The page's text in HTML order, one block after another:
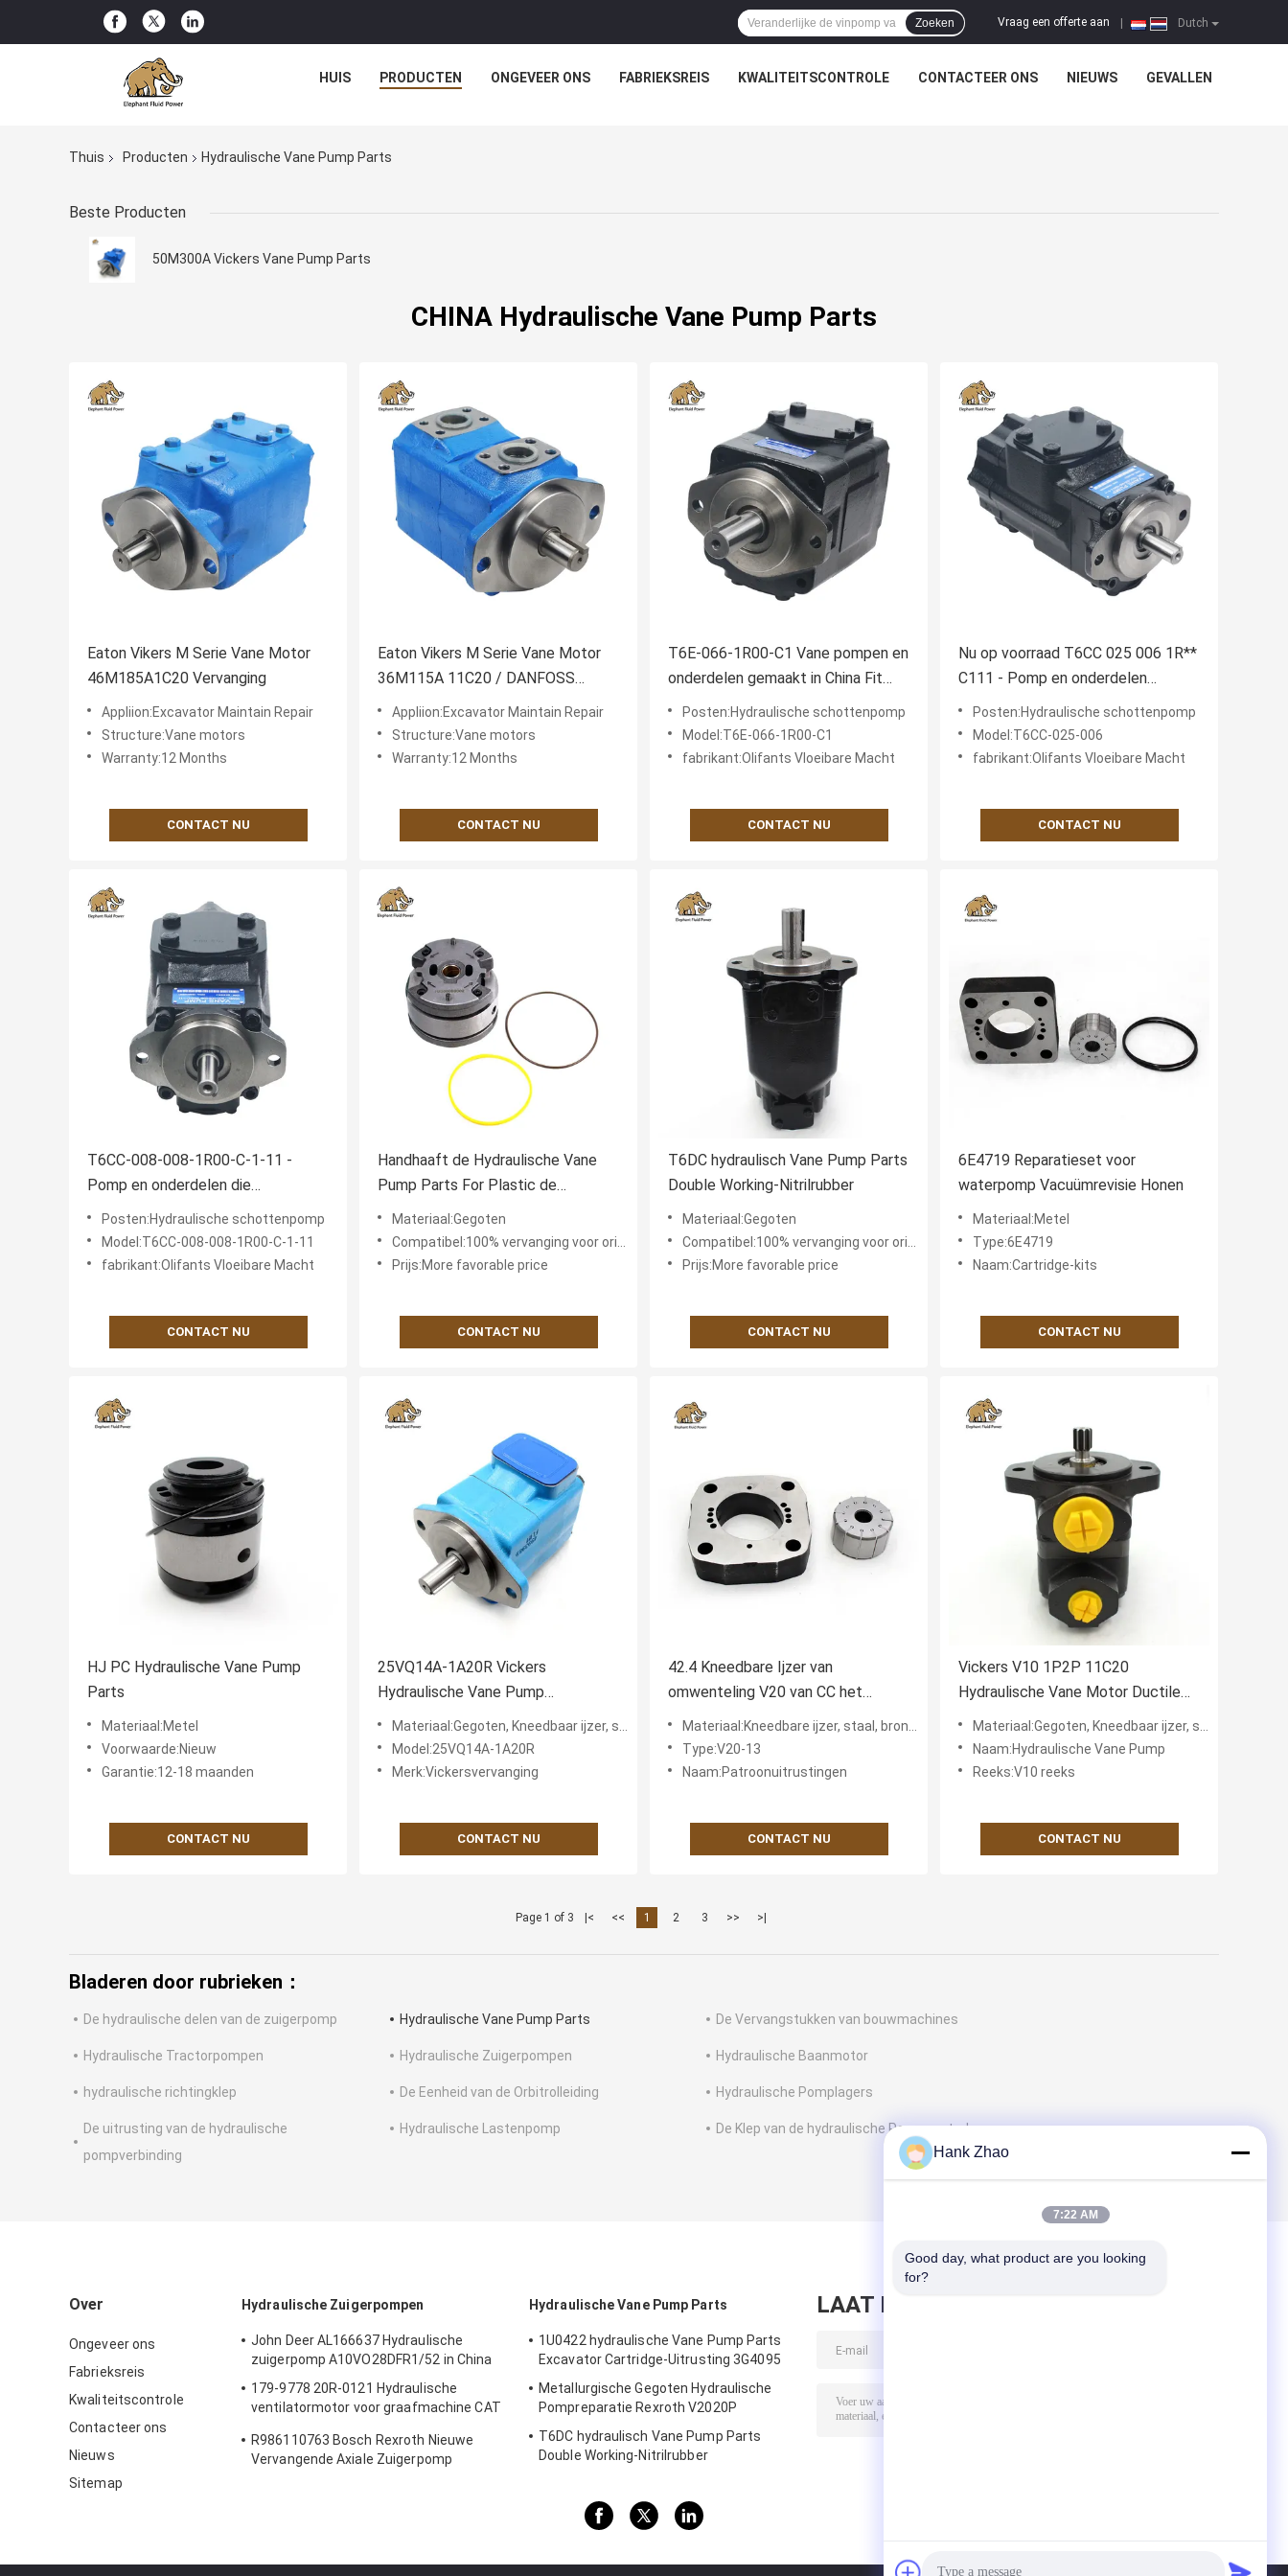
Dutch
Vraag een offerte aan
Zoeken
HUIS PRODUCTEN ONGEVEER ONS FABRIEKSREIS KWALITEITSCONTROLE CONTACTEER ONS NIEUWS GEVALLEN
Thuis Producten Hydraulische Vane Pump Parts
Beste Producten
50M300A Vickers Vane Pump Parts
CHINA Hydraulische Vane Pump Parts
Eaton Vikers M Serie Vane Motor
46M185A1C20 Vervanging
Appliion:Excavator Maintain Repair
Structure:Vane motors
Warranty:12 Months
CONTACT NU
Eaton Vikers M Serie Vane Motor
36M115A 11C20 / DANFOSS
312072-3 Vervanging
Appliion:Excavator Maintain Repair
Structure:Vane motors
Warranty:12 Months
CONTACT NU
T6E-066-1R00-C1 Vane pompen en
onderdelen gemaakt in China Fit
T6E Denison
Posten:Hydraulische schottenpomp
Model:T6E-066-1R00-C1
fabrikant:Olifants Vloeibare Macht
CONTACT NU
Nu op voorraad T6CC 025 006 1R**
C111 - Pomp en onderdelen
beschikbaar om Parker Denison
Hydraulische Vane Pomp Made in
China te passen
Posten:Hydraulische schottenpomp
Model:T6CC-025-006
fabrikant:Olifants Vloeibare Macht
CONTACT NU
T6CC-008-008-1R00-C-1-11 -
Pomp en onderdelen die
beschikbaar zijn voor Parker
Denison Hydraulic Vane Pump
Made in China
Posten:Hydraulische schottenpomp
Model:T6CC-008-008-1R00-C-1-11
fabrikant:Olifants Vloeibare Macht
CONTACT NU
Handhaaft de Hydraulische Vane
Pump Parts For Plastic de
Machinereparatie van erpillar
6E6474
Materiaal:Gegoten
Compatibel:100% vervanging voor origineel
Prijs:More favorable price
CONTACT NU
T6DC hydraulisch Vane Pump Parts
Double Working-Nitrilrubber
Materiaal:Gegoten
Compatibel:100% vervanging voor origineel
Prijs:More favorable price
CONTACT NU
6E4719 Reparatieset voor
waterpomp Vacuümrevisie Honen
Materiaal:Metel
Type:6E4719
Naam:Cartridge-kits
CONTACT NU
HJ PC Hydraulische Vane Pump
Parts
Materiaal:Metel
Voorwaarde:Nieuw
Garantie:12-18 maanden
CONTACT NU
25VQ14A-1A20R Vickers
Hydraulische Vane Pump
Replacement
Materiaal:Gegoten, Kneedbaar ijzer, staal, brons en anderen
Model:25VQ14A-1A20R
Merk:Vickersvervanging
CONTACT NU
42.4 Kneedbare Ijzer van
omwenteling V20 van CC het
Hydraulische Vane Pump Parts
Repair Kits
Materiaal:Kneedbare ijzer, staal, brons en anderen
Type:V20-13
Naam:Patroonuitrustingen
CONTACT NU
Vickers V10 1P2P 11C20
Hydraulische Vane Motor Ductile
IronMateriaal:Gegoten, Kneedbaar ijzer, staal, brons en anderen
Naam:Hydraulische Vane Pump
Reeks:V10 reeks
CONTACT NU
Page 1 of 3 |< << 1 2 3 >> >|
Bladeren door rubrieken：
De hydraulische delen van de zuigerpomp Hydraulische Vane Pump Parts De Vervangstukken van bouwmachines
Hydraulische Tractorpompen Hydraulische Zuigerpompen Hydraulische Baanmotor
hydraulische richtingklep De Eenheid van de Orbitrolleiding Hydraulische Pomplagers
De uitrusting van de hydraulische
pompverbinding
Hydraulische Lastenpomp De Klep van de hydraulische Pompcontrole
Over
Ongeveer ons
Fabrieksreis
Kwaliteitscontrole
Contacteer ons
Nieuws
Sitemap
Hydraulische Zuigerpompen
John Deer AL166637 Hydraulische
zuigerpomp A10VO28DFR1/52 in China
179-9778 20R-0121 Hydraulische
ventilatormotor voor graafmachine CAT
R986110763 Bosch Rexroth Nieuwe
Vervangende Axiale Zuigerpomp
Hydraulische Vane Pump Parts
1U0422 hydraulische Vane Pump Parts
Excavator Cartridge-Uitrusting 3G4095
Metallurgische Gegoten Hydraulische
Pompreparatie Rexroth V2020P
T6DC hydraulisch Vane Pump Parts
Double Working-Nitrilrubber
LAAT BERICHT ACHTER
Hank Zhao
7:22 AM
Good day, what product are you looking
for?